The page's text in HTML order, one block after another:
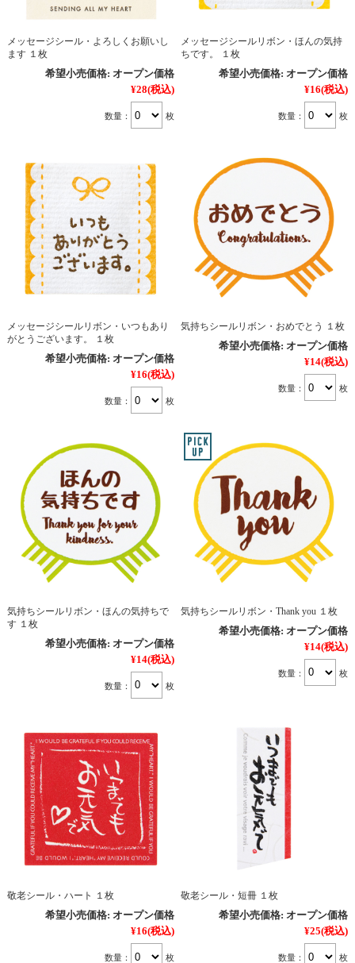
メッセージシール・よろしくお願いし
ます １枚
希望小売価格: オープン価格
¥28(税込)
数量： 枚
メッセージシールリボン・ほんの気持
ちです。 １枚
希望小売価格: オープン価格
¥16(税込)
数量： 枚
メッセージシールリボン・いつもあり
がとうございます。 １枚
希望小売価格: オープン価格
¥16(税込)
数量： 枚
気持ちシールリボン・おめでとう １枚
希望小売価格: オープン価格
¥14(税込)
数量： 枚
気持ちシールリボン・ほんの気持ちで
す １枚
希望小売価格: オープン価格
¥14(税込)
数量： 枚
気持ちシールリボン・Thank you １枚
希望小売価格: オープン価格
¥14(税込)
数量： 枚
敬老シール・ハート １枚
希望小売価格: オープン価格
¥16(税込)
数量： 枚
敬老シール・短冊 １枚
希望小売価格: オープン価格
¥25(税込)
数量： 枚